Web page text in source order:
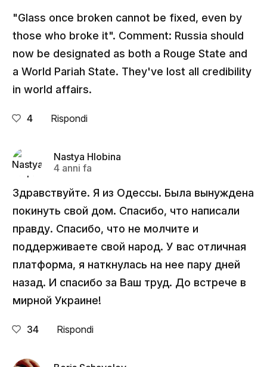
"Glass once broken cannot be fixed, even by
those who broke it". Comment: Russia should
now be designated as both a Rouge State and
a World Pariah State. They've lost all credibility
in world affairs.
4 Rispondi
Nastya Hlobina
4 anni fa
Здравствуйте. Я из Одессы. Была вынуждена
покинуть свой дом. Спасибо, что написали
правду. Спасибо, что не молчите и
поддерживаете свой народ. У вас отличная
платформа, я наткнулась на нее пару дней
назад. И спасибо за Ваш труд. До встрече в
мирной Украине!
34 Rispondi